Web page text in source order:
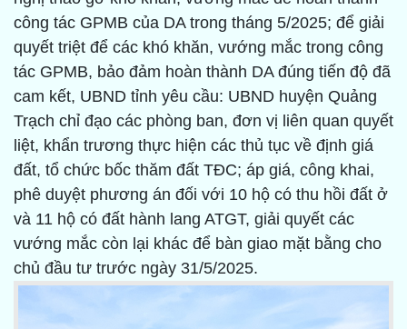
công tác GPMB của DA trong tháng 5/2025; để giải
quyết triệt để các khó khăn, vướng mắc trong công
tác GPMB, bảo đảm hoàn thành DA đúng tiến độ đã
cam kết, UBND tỉnh yêu cầu: UBND huyện Quảng
Trạch chỉ đạo các phòng ban, đơn vị liên quan quyết
liệt, khẩn trương thực hiện các thủ tục về định giá
đất, tổ chức bốc thăm đất TĐC; áp giá, công khai,
phê duyệt phương án đối với 10 hộ có thu hồi đất ở
và 11 hộ có đất hành lang ATGT, giải quyết các
vướng mắc còn lại khác để bàn giao mặt bằng cho
chủ đầu tư trước ngày 31/5/2025.